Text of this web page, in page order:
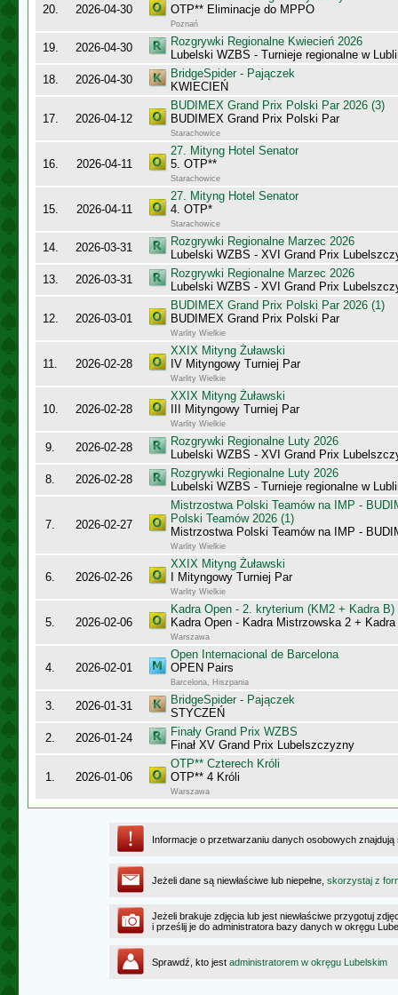
20. 2026-04-30
OTP** Eliminacje do MPPO
Poznań
19. 2026-04-30
Rozgrywki Regionalne Kwiecień 2026
Lubelski WZBS - Turnieje regionalne w
18.
2026-04-30
BridgeSpider - Pajączek
KWIECIEŃ
17. 2026-04-12
BUDIMEX Grand Prix Polski Par 2026 (3)
BUDIMEX Grand Prix Polski Par
Starachowice
16. 2026-04-11
27. Mityng Hotel Senator
5. OTP**
Starachowice
15. 2026-04-11
27. Mityng Hotel Senator
4. OTP*
Starachowice
14. 2026-03-31
Rozgrywki Regionalne Marzec 2026
Lubelski WZBS - XVI Grand Prix
13.
2026-03-31
Rozgrywki Regionalne Marzec 2026
Lubelski WZBS - XVI Grand Prix
12. 2026-03-01
BUDIMEX Grand Prix Polski Par 2026 (1)
BUDIMEX Grand Prix Polski Par
Warlity Wielkie
11. 2026-02-28
XXIX Mityng Żuławski
IV Mityngowy Turniej Par
Warlity Wielkie
10. 2026-02-28
XXIX Mityng Żuławski
III Mityngowy Turniej Par
Warlity Wielkie
9. 2026-02-28
Rozgrywki Regionalne Luty 2026
Lubelski WZBS - XVI Grand Prix
8.
2026-02-28
Rozgrywki Regionalne Luty 2026
Lubelski WZBS - Turnieje regionalne w
7. 2026-02-27
Mistrzostwa Polski Teamów na IMP -
Polski Teamów 2026 (1)
Mistrzostwa Polski Teamów na IMP -
Warlity Wielkie
6. 2026-02-26
XXIX Mityng Żuławski
I Mityngowy Turniej Par
Warlity Wielkie
5. 2026-02-06
Kadra Open - 2. kryterium (KM2 + Kadra B)
Kadra Open - Kadra Mistrzowska 2 +
Warszawa
4. 2026-02-01
Open Internacional de Barcelona
OPEN Pairs
Barcelona, Hiszpania
3. 2026-01-31
BridgeSpider - Pajączek
STYCZEŃ
2.
2026-01-24
Finały Grand Prix WZBS
Finał XV Grand Prix Lubelszczyzny
1. 2026-01-06
OTP** Czterech Króli
OTP** 4 Króli
Warszawa
Informacje o przetwarzaniu danych osobowych
Jeżeli dane są niewłaściwe lub niepełne, skorzystaj z
Jeżeli brakuje zdjęcia lub jest niewłaściwe przygotuj
i prześlij je do administratora bazy danych w okręgu
Sprawdź, kto jest administratorem w okręgu Lubelskim